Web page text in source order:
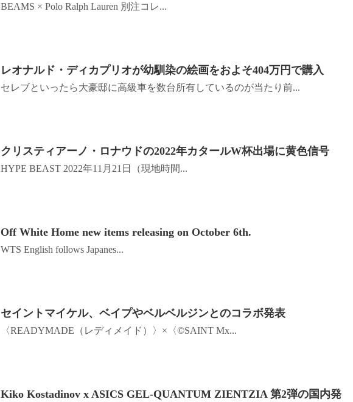
BEAMS × Polo Ralph Lauren 別注コレ...
レオナルド・ディカプリオが幼馴染の絵画をおよそ404万円で購入
セレブといったら大豪邸に高級車を数台所有しているのが当たり前...
クリスティアーノ・ロナウドの2022年カタールW杯出場に黄色信号
HYPE BEAST 2022年11月21日（現地時間...
Off White Home new items releasing on October 6th.
WTS English follows Japanes...
セイントマイケル、ベイプやベルベルジンとのコラボ発表
〈READYMADE（レディメイド）〉×〈©SAINT Mx...
Kiko Kostadinov x ASICS GEL-QUANTUM ZIENTZIA 第2弾の国内発